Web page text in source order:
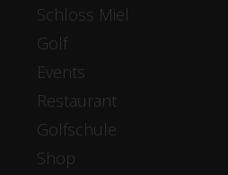
Schloss Miel
Golf
Events
Restaurant
Golfschule
Shop